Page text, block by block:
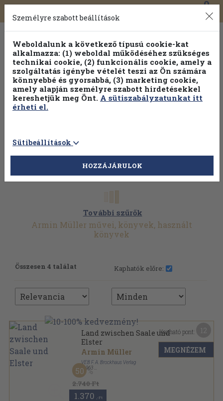
Toggle
navigation
0
Válogasson több mint 1.000.000 kiadványunk közül
100% kedvezménnyel!
További szűrők
Armin Müller művei, könyvek, használt
könyvek
Összesen 4 találat Kaphatók előre:
Land zwischen Saale und
Elster
Armin Müller
VEB F. A. Brockhaus Verlag
, 1963
Vászon
2.740 Ft
50
1.370 ,-Ft
Kapható pont:
MEGNÉZEM
Személyre szabott beállítások
Weboldalunk a következő típusú cookie-kat
alkalmazza: (1) weboldal működéséhez szükséges
technikai cookie, (2) funkcionális cookie, amely a
szolgáltatás igénybe vételét teszi az Ön számára
könnyebbé és gyorsabbá, (3) marketing cookie,
amely alapján személyre szabott hirdetésekkel
kereshetjük meg Önt. A sütiszabályzatunkat itt
érheti el.
Sütibeállítások
HOZZÁJÁRULOK